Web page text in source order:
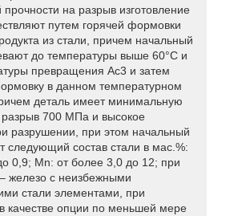
на разрыв изготовление
путем горячей формовки
из стали, причем начальный
до температуры выше 60°С и
превращения Ac3 и затем
в данном температурном
деталь имеет минимальную
разрыв 700 МПа и высокое
разрушении, при этом начальный
следующий состав стали в мас.%:
0,9; Mn: от более 3,0 до 12; при
железо с неизбежными
стали элементами, при
качестве опции по меньшей мере